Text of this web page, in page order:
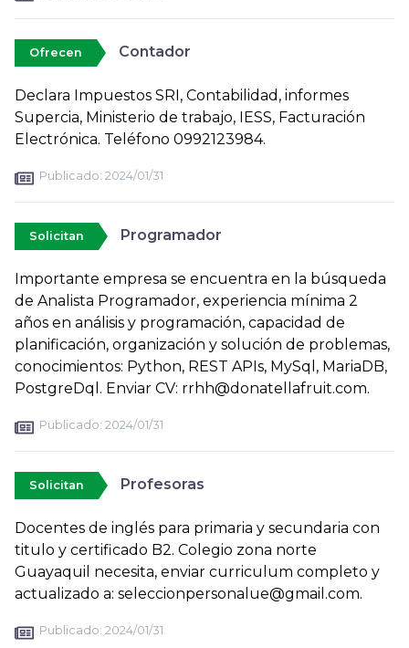
Ofrecen Contador
Declara Impuestos SRI, Contabilidad, informes
Supercia, Ministerio de trabajo, IESS, Facturación
Electrónica. Teléfono 0992123984.
Publicado: 2024/01/31
Solicitan Programador
Importante empresa se encuentra en la búsqueda
de Analista Programador, experiencia mínima 2
años en análisis y programación, capacidad de
planificación, organización y solución de problemas,
conocimientos: Python, REST APIs, MySql, MariaDB,
PostgreDql. Enviar CV: rrhh@donatellafruit.com.
Publicado: 2024/01/31
Solicitan Profesoras
Docentes de inglés para primaria y secundaria con
titulo y certificado B2. Colegio zona norte
Guayaquil necesita, enviar curriculum completo y
actualizado a: seleccionpersonalue@gmail.com.
Publicado: 2024/01/31